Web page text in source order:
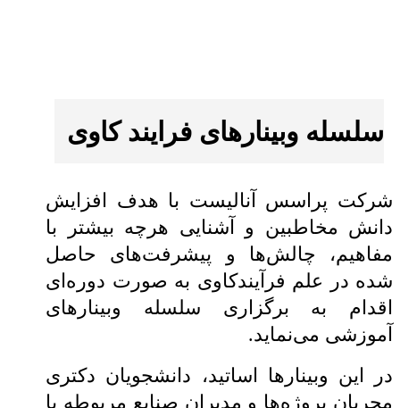
سلسله وبینارهای فرایند کاوی
شرکت پراسس آنالیست با هدف افزایش
دانش مخاطبین و آشنایی هرچه بیشتر با
مفاهیم، چالش‌ها و پیشرفت‌های حاصل
شده در علم فرآیند‌کاوی به صورت دوره‌ای
اقدام به برگزاری سلسله وبینار‌های
آموزشی می‌نماید.
در این وبینار‌ها اساتید، دانشجویان دکتری
مجریان پروژه‌ها و مدیران صنایع مربوطه با